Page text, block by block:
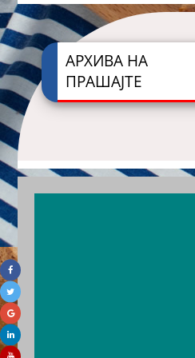
АРХИВА НА
ПРАШАЈТЕ